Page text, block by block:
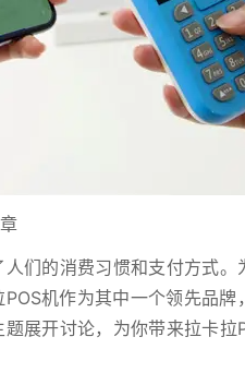
们的消费习惯和支付方式
机作为其中一个领先品
展开讨论，为你带来拉卡